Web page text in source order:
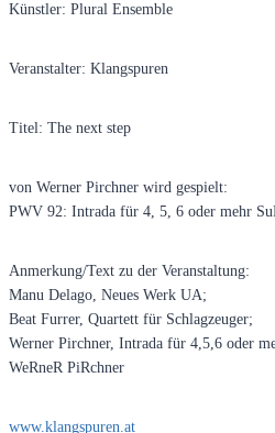
Künstler: Plural Ensemble
Veranstalter: Klangspuren
Titel: The next step
von Werner Pirchner wird gespielt:
PWV 92: Intrada für 4, 5, 6 oder mehr
Anmerkung/Text zu der Veranstaltung:
Manu Delago, Neues Werk UA;
Beat Furrer, Quartett für Schlagzeuger;
Werner Pirchner, Intrada für 4,5,6 oder
WeRneR PiRchner
www.klangspuren.at